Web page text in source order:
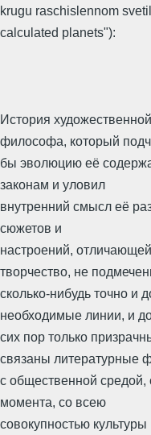
krugu raschislennom
calculated planets"):
История
философа, который
бы эволюцию её
законам и уловил
внутренний смысл её
сюжетов и
настроений,
творчество, не
сколько-нибудь точно и
необходимые линии, и
сих пор только
связаны литературные
с общественной средой,
момента, со всею
совокупностью